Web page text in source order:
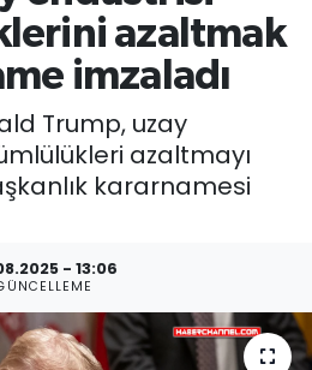
azaltmak
imzaladı
Trump, uzay
azaltmayı
kararnamesi
- 13:06